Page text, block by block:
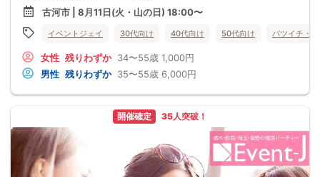
古河市 | 8月11日(火・山の日) 18:00〜
イベントジェイ 30代向け 40代向け 50代向け バツイチ・
女性 残りわずか 34〜55歳 1,000円
男性 残りわずか 35〜55歳 6,000円
開催確定 35人突破！